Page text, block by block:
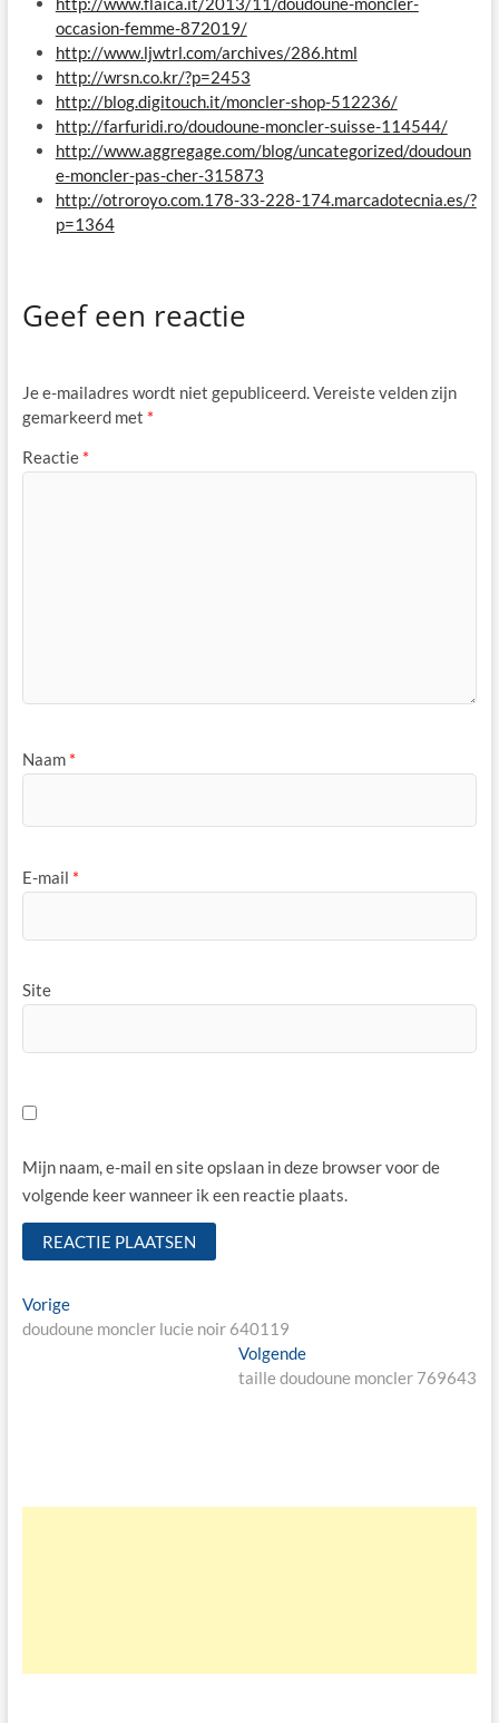
occasion-femme-872019/
http://www.ljwtrl.com/archives/286.html
http://wrsn.co.kr/?p=2453
http://blog.digitouch.it/moncler-shop-512236/
http://farfuridi.ro/doudoune-moncler-suisse-114544/
http://www.aggregage.com/blog/uncategorized/doudoun
e-moncler-pas-cher-315873
http://otroroyo.com.178-33-228-174.marcadotecnia.es/?
p=1364
Geef een reactie
Je e-mailadres wordt niet gepubliceerd.Vereiste velden zijn
gemarkeerd met *
Reactie *
Naam *
E-mail *
Site
Mijn naam, e-mail en site opslaan in deze browser voor de
volgende keer wanneer ik een reactie plaats.
Bericht
navigatie
VorigeVorige
bericht:
doudoune moncler lucie noir 640119
VolgendeVolgende
bericht:
taille doudoune moncler 769643